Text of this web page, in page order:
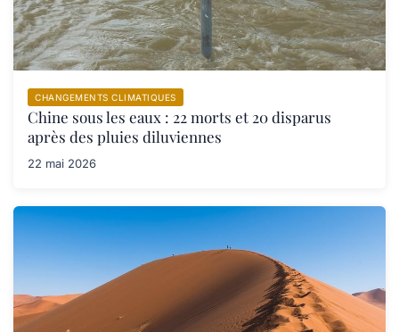
CHANGEMENTS CLIMATIQUES
Chine sous les eaux : 22 morts et 20 disparus
après des pluies diluviennes
22 mai 2026